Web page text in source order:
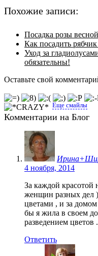
Похожие записи:
Посадка розы
Как посадить
Уход за
обязательны!
Оставьте свой
Еще смайлы
Комментарии на Блог
4 ноября, 2014
За каждой красотой
женщин разных дел
цветами , и за
бы я жила в своем
разведением цветов .
Ответить